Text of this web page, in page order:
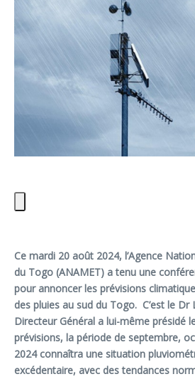
Ce mardi 20 août 2024, l’Agence
du Togo (ANAMET) a tenu une
pour annoncer les prévisions
des pluies au sud du Togo. C’est le Dr
Directeur Général a lui-même présidé
prévisions, la période de septembre,
2024 connaîtra une situation
excédentaire, avec des tendances